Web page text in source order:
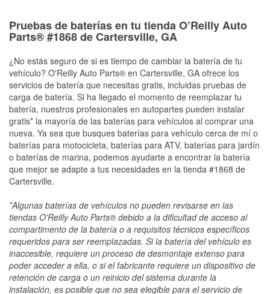
Pruebas de baterías en tu tienda O’Reilly Auto
Parts® #1868 de Cartersville, GA
¿No estás seguro de si es tiempo de cambiar la batería de tu
vehículo? O'Reilly Auto Parts® en Cartersville, GA ofrece los
servicios de batería que necesitas gratis, incluidas pruebas de
carga de batería. Si ha llegado el momento de reemplazar tu
batería, nuestros profesionales en autopartes pueden instalar
gratis* la mayoría de las baterías para vehículos al comprar una
nueva. Ya sea que busques baterías para vehículo cerca de mí o
baterías para motocicleta, baterías para ATV, baterías para jardín
o baterías de marina, podemos ayudarte a encontrar la batería
que mejor se adapte a tus necesidades en la tienda #1868 de
Cartersville.
*Algunas baterías de vehículos no pueden revisarse en las
tiendas O'Reilly Auto Parts® debido a la dificultad de acceso al
compartimento de la batería o a requisitos técnicos específicos
requeridos para ser reemplazadas. Si la batería del vehículo es
inaccesible, requiere un proceso de desmontaje extenso para
poder acceder a ella, o si el fabricante requiere un dispositivo de
retención de carga o un reinicio del sistema durante la
instalación, es posible que no sea elegible para el servicio de